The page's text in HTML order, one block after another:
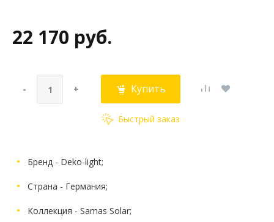
22 170 руб.
- + Купить
Быстрый заказ
Бренд - Deko-light;
Страна - Германия;
Коллекция - Samas Solar;